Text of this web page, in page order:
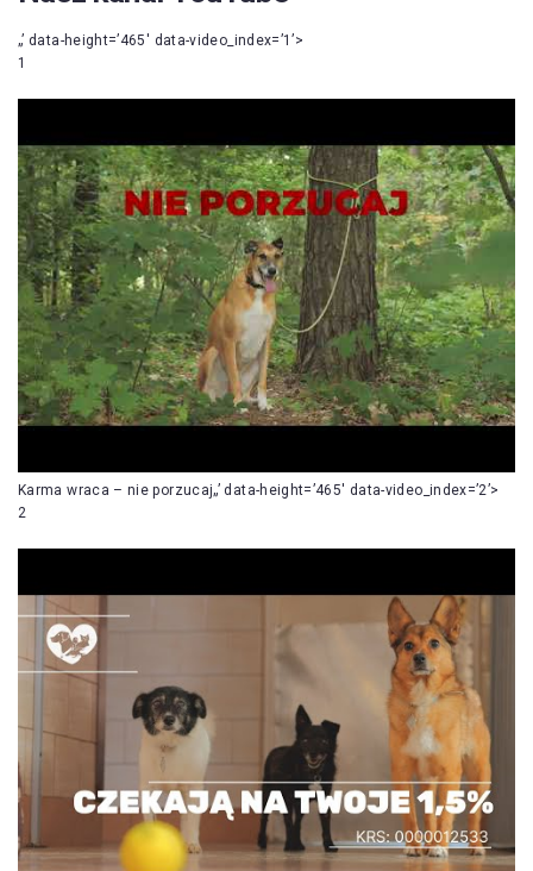
„’ data-height=’465′ data-video_index=’1’>
1
Karma wraca – nie porzucaj„’ data-height=’465′ data-video_index=’2’>
2